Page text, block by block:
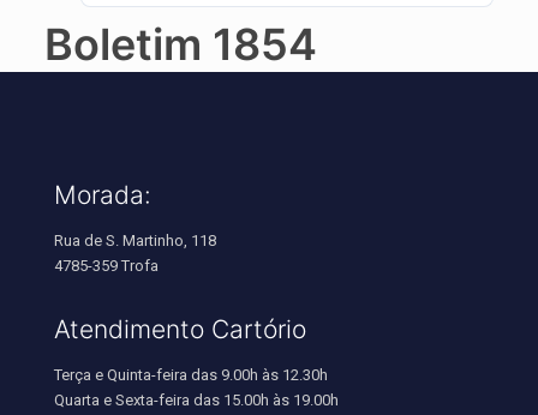
Boletim 1854
Morada:
Rua de S. Martinho, 118
4785-359 Trofa
Atendimento Cartório
Terça e Quinta-feira das 9.00h às 12.30h
Quarta e Sexta-feira das 15.00h às 19.00h